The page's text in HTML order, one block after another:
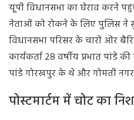
यूपी विधानसभा का घेराव करने
नेताओं को रोकने के लिए पुलिस ने
विधानसभा परिसर के चारों ओर
कार्यकर्ता 28 वर्षीय प्रभात पांडे
पांडे गोरखपुर के थे और गोमती
पोस्टमार्टम में चोट का